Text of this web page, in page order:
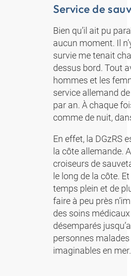
Service de
Bien qu’il ait pu
aucun moment. Il
survie me tenait
dessus bord. Tout
hommes et les
service allemand
par an. À chaque
comme de nuit,
En effet, la DGzRS
la côte allemande.
croiseurs de
le long de la côte.
temps plein et de
faire à peu près
des soins
désemparés
personnes
imaginables en mer.